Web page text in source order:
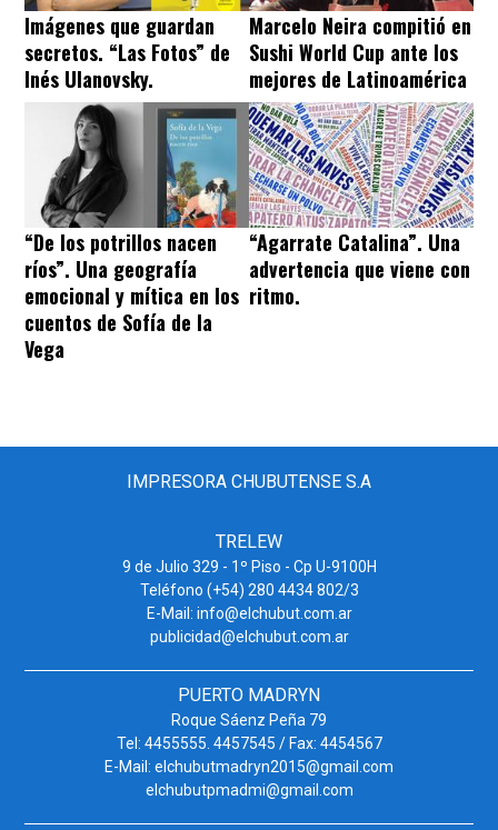
Imágenes que guardan
secretos. “Las Fotos” de
Inés Ulanovsky.
Marcelo Neira compitió en
Sushi World Cup ante los
mejores de Latinoamérica
“De los potrillos nacen
ríos”. Una geografía
emocional y mítica en los
cuentos de Sofía de la
Vega
“Agarrate Catalina”. Una
advertencia que viene con
ritmo.
IMPRESORA CHUBUTENSE S.A
TRELEW
9 de Julio 329 - 1º Piso - Cp U-9100H
Teléfono (+54) 280 4434 802/3
E-Mail: info@elchubut.com.ar
publicidad@elchubut.com.ar
PUERTO MADRYN
Roque Sáenz Peña 79
Tel: 4455555. 4457545 / Fax: 4454567
E-Mail: elchubutmadryn2015@gmail.com
elchubutpmadmi@gmail.com